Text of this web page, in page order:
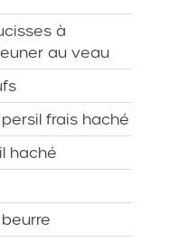
à
au veau
frais haché
haché